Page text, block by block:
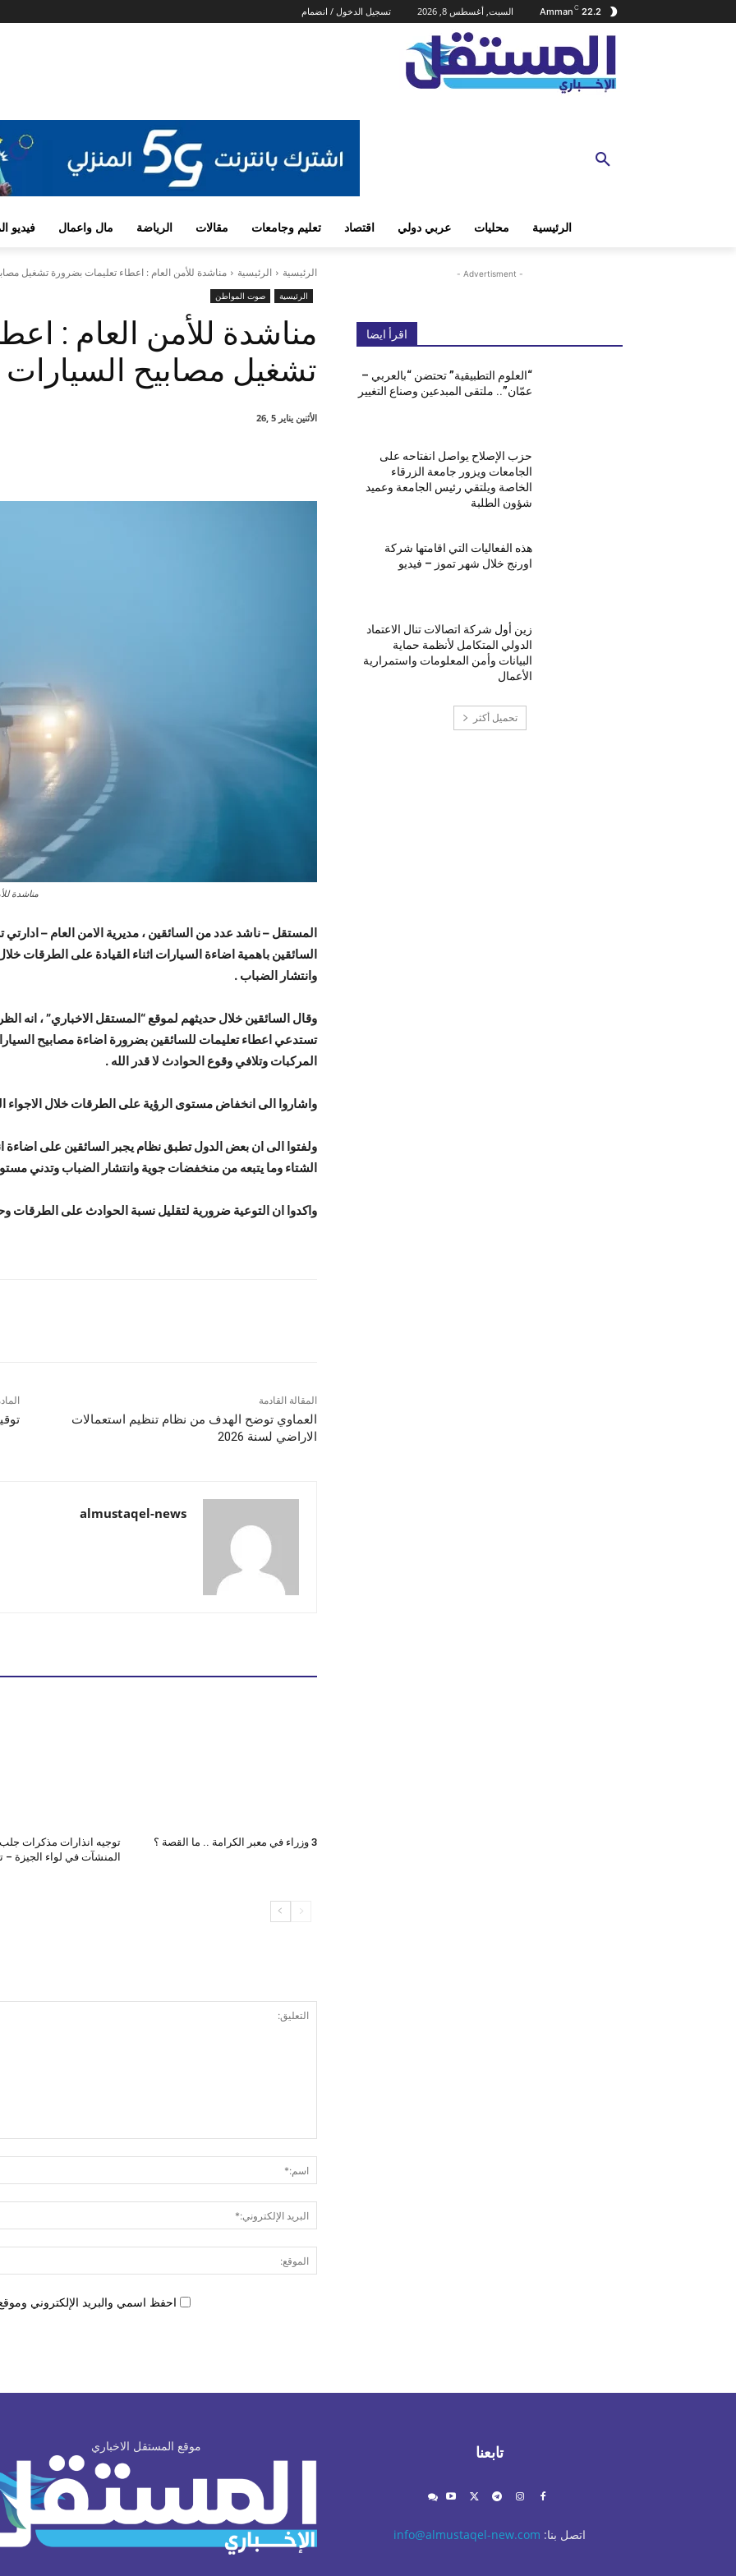
22.2
C
Amman السبت, أغسطس 8, 2026 تسجيل الدخول / انضمام
الرئيسية محليات عربي دولي اقتصاد تعليم وجامعات مقالات الرياضة مال واعمال فيديو
الرئيسية الرئيسية مناشدة للأمن العام : اعطاء تعليمات بضرورة تشغيل
الرئيسية صوت المواطن
مناشدة للأمن العام :
تشغيل مصابيح السيارات
الأثنين يناير 5 ,26
مناشدة
المستقل – ناشد عدد من السائقين ، مديرية الامن العام –
السائقين باهمية اضاءة السيارات اثناء القيادة على الطرقات
وانتشار الضباب .
وقال السائقين خلال حديثهم لموقع “المستقل الاخباري” ، انه
تستدعي اعطاء تعليمات للسائقين بضرورة اضاءة مصابيح
المركبات وتلافي وقوع الحوادث لا قدر الله .
واشاروا الى انخفاض مستوى الرؤية على الطرقات خلال الاجواء
ولفتوا الى ان بعض الدول تطبق نظام يجبر السائقين على اضاءة
الشتاء وما يتبعه من منخفضات جوية وانتشار الضباب وتدني
واكدوا ان التوعية ضرورية لتقليل نسبة الحوادث على الطرقات
توقيف
المقالة القادمة
العماوي توضح الهدف من نظام تنظيم استعمالات
الاراضي لسنة 2026
almustaqel-news
3 وزراء في معبر الكرامة .. ما القصة ؟
توجيه انذارات مذكرات
المنشآت في لواء الجيزة –
احفظ اسمي والبريد الإلكتروني
- Advertisment -
اقرأ ايضا
“العلوم التطبيقية” تحتضن “بالعربي –
عمّان”.. ملتقى المبدعين وصناع التغيير
حزب الإصلاح يواصل انفتاحه على
الجامعات ويزور جامعة الزرقاء
الخاصة ويلتقي رئيس الجامعة وعميد
شؤون الطلبة
هذه الفعاليات التي اقامتها شركة
اورنج خلال شهر تموز – فيديو
زين أول شركة اتصالات تنال الاعتماد
الدولي المتكامل لأنظمة حماية
البيانات وأمن المعلومات واستمرارية
الأعمال
تحميل أكثر
موقع المستقل الاخباري تابعنا
اتصل بنا: info@almustaqel-new.com